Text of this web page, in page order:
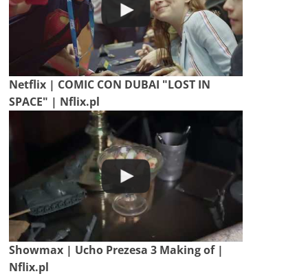
Netflix | COMIC CON DUBAI "LOST IN
SPACE" | Nflix.pl
Showmax | Ucho Prezesa 3 Making of |
Nflix.pl